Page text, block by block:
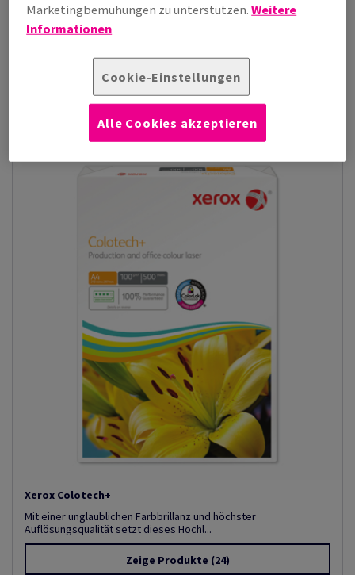
Xerox Colotech+ Silk ist ein beidseitig gestrichenes Papier mit
einem niedrigeren Glanz...
Xerox Colotech+
Mit einer unglaublichen Farbbrillanz und höchster
Auflösungsqualität setzt dieses Hochl...
Zeige Produkte (24)
Marketingbemühungen zu unterstützen.Weitere
Informationen
Cookie-Einstellungen
Alle Cookies akzeptieren